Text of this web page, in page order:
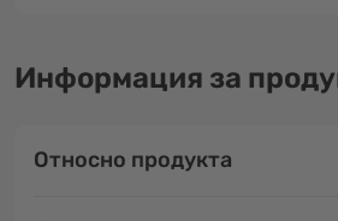
Информация за
Относно продукта